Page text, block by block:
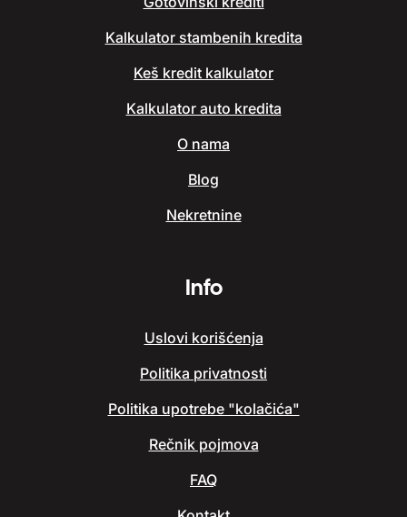
Kalkulator stambenih kredita
Keš kredit kalkulator
Kalkulator auto kredita
O nama
Blog
Nekretnine
Info
Uslovi korišćenja
Politika privatnosti
Politika upotrebe "kolačića"
Rečnik pojmova
FAQ